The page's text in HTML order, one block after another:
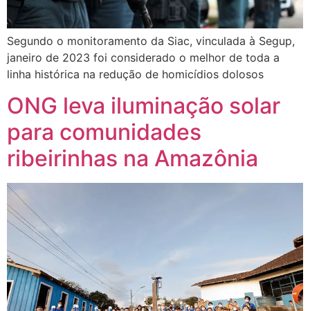
Segundo o monitoramento da Siac, vinculada à Segup,
janeiro de 2023 foi considerado o melhor de toda a
linha histórica na redução de homicídios dolosos
ONG leva iluminação solar
para comunidades
ribeirinhas na Amazônia